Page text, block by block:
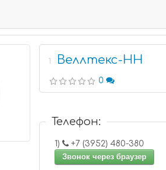
1 Веллтекс-НН
0
Телефон:
1)
+7 (3952) 480-380
Звонок через браузер